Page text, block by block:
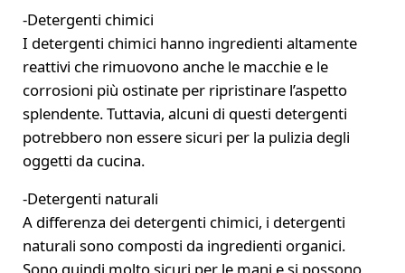
-Detergenti chimici
I detergenti chimici hanno ingredienti altamente
reattivi che rimuovono anche le macchie e le
corrosioni più ostinate per ripristinare l’aspetto
splendente. Tuttavia, alcuni di questi detergenti
potrebbero non essere sicuri per la pulizia degli
oggetti da cucina.
-Detergenti naturali
A differenza dei detergenti chimici, i detergenti
naturali sono composti da ingredienti organici.